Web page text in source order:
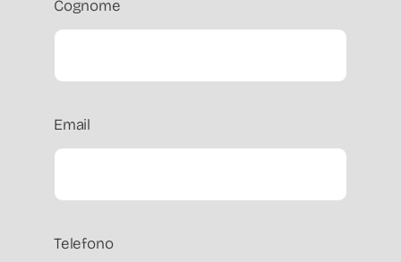
Cognome
Email
Telefono